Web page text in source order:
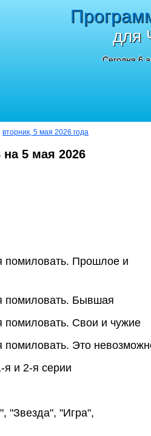
для
Сегодня 6
вторник, 5 мая 2026 года
5 мая 2026
помиловать. Прошлое и
помиловать. Бывшая
помиловать. Свои и чужие
помиловать. Это
я и 2-я серии
"Звезда", "Игра",